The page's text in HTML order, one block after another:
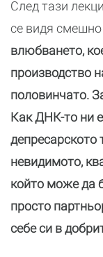
След тази
се видя
влюбването,
производство
половинчато.
Как ДНК-то ни
депресарското
невидимото,
който може да
просто
себе си в